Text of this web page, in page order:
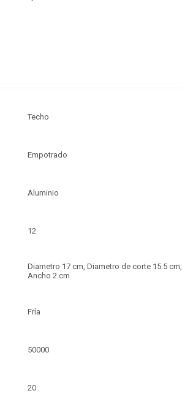
Techo
Empotrado
Aluminio
12
Diametro 17 cm, Diametro de corte 15.5 cm,
Ancho 2 cm
Fría
50000
20